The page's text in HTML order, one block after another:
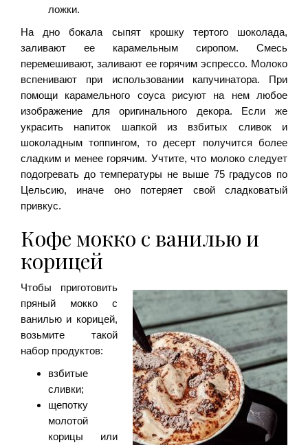
ложки.
На дно бокала сыпят крошку тертого шоколада,
заливают ее карамельным сиропом. Смесь
перемешивают, заливают ее горячим эспрессо. Молоко
вспенивают при использовании капучинатора. При
помощи карамельного соуса рисуют на нем любое
изображение для оригинального декора. Если же
украсить напиток шапкой из взбитых сливок и
шоколадным топпингом, то десерт получится более
сладким и менее горячим. Учтите, что молоко следует
подогревать до температуры не выше 75 градусов по
Цельсию, иначе оно потеряет свой сладковатый
привкус.
Кофе мокко с ванилью и
корицей
Чтобы приготовить
пряный мокко с
ванилью и корицей,
возьмите такой
набор продуктов:
взбитые
сливки;
щепотку
молотой
корицы или